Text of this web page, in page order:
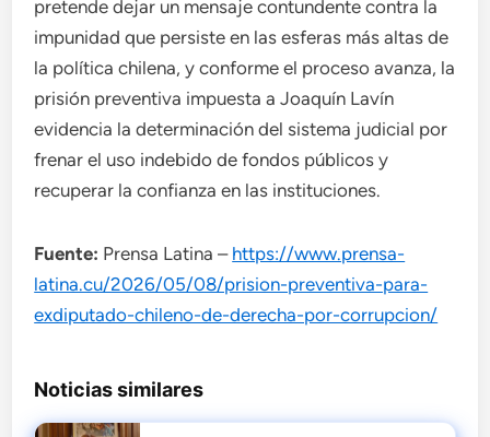
pretende dejar un mensaje contundente contra la
impunidad que persiste en las esferas más altas de
la política chilena, y conforme el proceso avanza, la
prisión preventiva impuesta a Joaquín Lavín
evidencia la determinación del sistema judicial por
frenar el uso indebido de fondos públicos y
recuperar la confianza en las instituciones.
Fuente: Prensa Latina – https://www.prensa-
latina.cu/2026/05/08/prision-preventiva-para-
exdiputado-chileno-de-derecha-por-corrupcion/
Noticias similares